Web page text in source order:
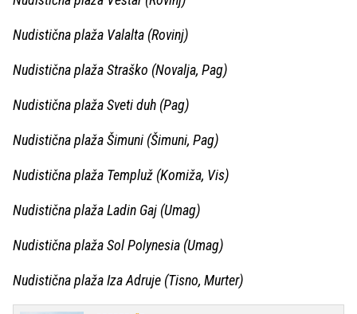
Nudistična plaža Valalta (Rovinj)
Nudistična plaža Straško (Novalja, Pag)
Nudistična plaža Sveti duh (Pag)
Nudistična plaža Šimuni (Šimuni, Pag)
Nudistična plaža Templuž (Komiža, Vis)
Nudistična plaža Ladin Gaj (Umag)
Nudistična plaža Sol Polynesia (Umag)
Nudistična plaža Iza Adruje (Tisno, Murter)